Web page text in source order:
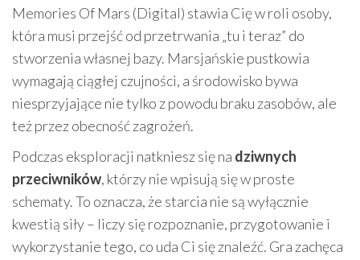
Memories Of Mars (Digital) stawia Cię w roli osoby,
która musi przejść od przetrwania „tu i teraz” do
stworzenia własnej bazy. Marsjańskie pustkowia
wymagają ciągłej czujności, a środowisko bywa
niesprzyjające nie tylko z powodu braku zasobów, ale
też przez obecność zagrożeń.
Podczas eksploracji natkniesz się na dziwnych
przeciwników, którzy nie wpisują się w proste
schematy. To oznacza, że starcia nie są wyłącznie
kwestią siły – liczy się rozpoznanie, przygotowanie i
wykorzystanie tego, co uda Ci się znaleźć. Gra zachęca